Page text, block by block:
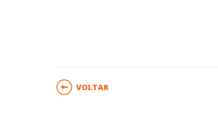
VOLTAR